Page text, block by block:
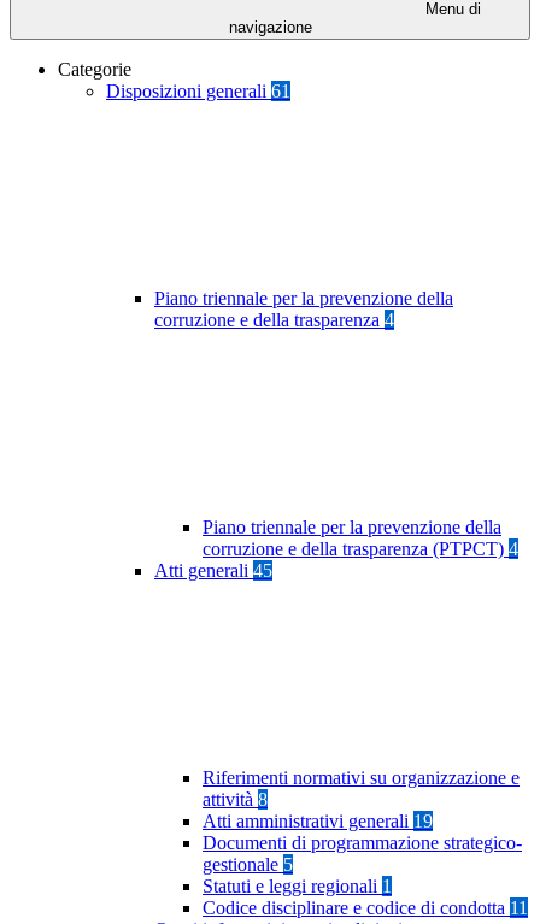
Menu di
navigazione
Categorie
Disposizioni generali 61
Piano triennale per la prevenzione della
corruzione e della trasparenza 4
Piano triennale per la prevenzione della
corruzione e della trasparenza (PTPCT) 4
Atti generali 45
Riferimenti normativi su organizzazione e
attività 8
Atti amministrativi generali 19
Documenti di programmazione strategico-
gestionale 5
Statuti e leggi regionali 1
Codice disciplinare e codice di condotta 11